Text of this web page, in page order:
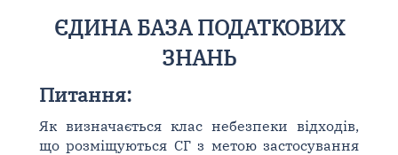
ЄДИНА БАЗА ПОДАТКОВИХ
ЗНАНЬ
Питання:
Як визначається клас небезпеки відходів,
що розміщуються СГ з метою застосування